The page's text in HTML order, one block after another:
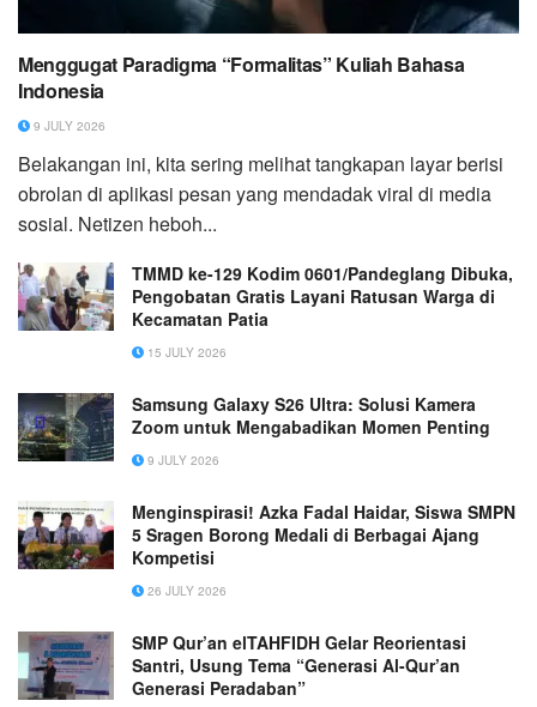
Menggugat Paradigma “Formalitas” Kuliah Bahasa
Indonesia
9 JULY 2026
Belakangan ini, kita sering melihat tangkapan layar berisi
obrolan di aplikasi pesan yang mendadak viral di media
sosial. Netizen heboh...
TMMD ke-129 Kodim 0601/Pandeglang Dibuka,
Pengobatan Gratis Layani Ratusan Warga di
Kecamatan Patia
15 JULY 2026
Samsung Galaxy S26 Ultra: Solusi Kamera
Zoom untuk Mengabadikan Momen Penting
9 JULY 2026
Menginspirasi! Azka Fadal Haidar, Siswa SMPN
5 Sragen Borong Medali di Berbagai Ajang
Kompetisi
26 JULY 2026
SMP Qur’an elTAHFIDH Gelar Reorientasi
Santri, Usung Tema “Generasi Al-Qur’an
Generasi Peradaban”